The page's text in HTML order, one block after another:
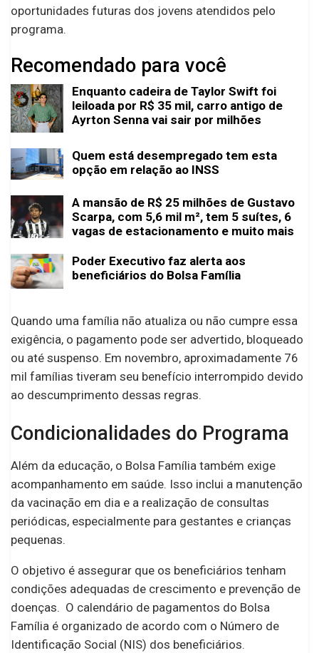
oportunidades futuras dos jovens atendidos pelo
programa.
Recomendado para você
Enquanto cadeira de Taylor Swift foi
leiloada por R$ 35 mil, carro antigo de
Ayrton Senna vai sair por milhões
Quem está desempregado tem esta
opção em relação ao INSS
A mansão de R$ 25 milhões de Gustavo
Scarpa, com 5,6 mil m², tem 5 suítes, 6
vagas de estacionamento e muito mais
Poder Executivo faz alerta aos
beneficiários do Bolsa Família
Quando uma família não atualiza ou não cumpre essa
exigência, o pagamento pode ser advertido, bloqueado
ou até suspenso. Em novembro, aproximadamente 76
mil famílias tiveram seu benefício interrompido devido
ao descumprimento dessas regras.
Condicionalidades do Programa
Além da educação, o Bolsa Família também exige
acompanhamento em saúde. Isso inclui a manutenção
da vacinação em dia e a realização de consultas
periódicas, especialmente para gestantes e crianças
pequenas.
O objetivo é assegurar que os beneficiários tenham
condições adequadas de crescimento e prevenção de
doenças. O calendário de pagamentos do Bolsa
Família é organizado de acordo com o Número de
Identificação Social (NIS) dos beneficiários.